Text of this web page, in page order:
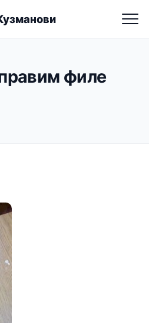
филе